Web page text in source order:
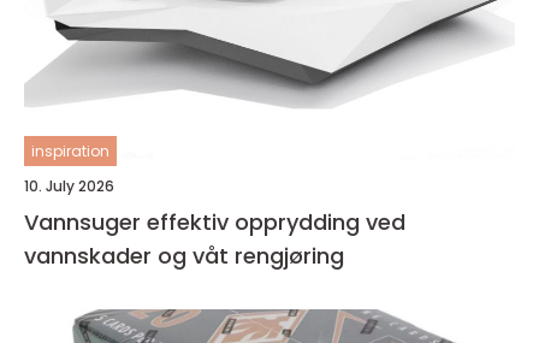
inspiration
10. July 2026
Vannsuger effektiv opprydding ved
vannskader og våt rengjøring